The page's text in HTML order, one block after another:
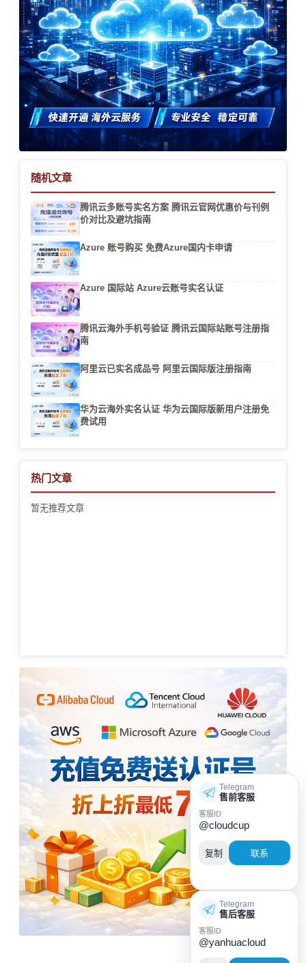
随机文章
腾讯云多账号实名方案 腾讯云官网优惠价与刊例
价对比及避坑指南
Azure 账号购买 免费Azure国内卡申请
Azure 国际站 Azure云账号实名认证
腾讯云海外手机号验证 腾讯云国际站账号注册指
南
阿里云已实名成品号 阿里云国际版注册指南
华为云海外实名认证 华为云国际版新用户注册免
费试用
热门文章
暂无推荐文章
Telegram
售前客服
客服ID
@cloudcup
复制 联系
Telegram
售后客服
客服ID
@yanhuacloud